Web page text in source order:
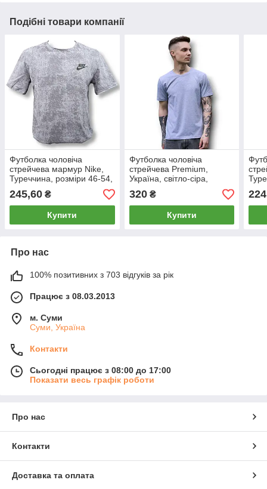
Подібні товари компанії
Футболка чоловіча
стрейчева мармур Nike,
Туреччина, розміри 46-54,
світло-сіра, 011900
245,60 ₴
Купити
Футболка чоловіча
стрейчева Premium,
Україна, світло-сіра,
010615
320₴
Купити
Про нас
100% позитивних з 703 відгуків за рік
Працює з 08.03.2013
м. Суми
Суми, Україна
Контакти
Сьогодні працює з 08:00 до 17:00
Показати весь графік роботи
Про нас
Контакти
Доставка та оплата